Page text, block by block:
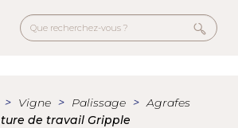
Vigne Palissage
Agrafes
de travail Gripple